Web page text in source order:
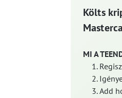
Költs
MI A
Add